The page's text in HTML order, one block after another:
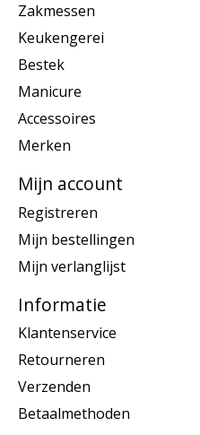
Zakmessen
Keukengerei
Bestek
Manicure
Accessoires
Merken
Mijn account
Registreren
Mijn bestellingen
Mijn verlanglijst
Informatie
Klantenservice
Retourneren
Verzenden
Betaalmethoden